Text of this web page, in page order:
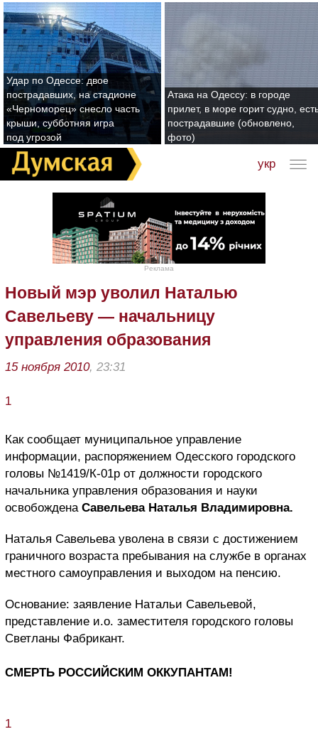
Удар по Одессе: двое
пострадавших, на стадионе
«Черноморец» снесло часть
крыши, субботняя игра
под угрозой
Атака на Одессу: в городе
прилет, в море горит судно,
пострадавшие (обновлено,
фото)
укр
Реклама
Новый мэр уволил Наталью
Савельеву — начальницу
управления образования
15 ноября 2010, 23:31
1
Как сообщает муниципальное управление
информации, распоряжением Одесского городского
головы №1419/К-01р от должности городского
начальника управления образования и науки
освобождена Савельева Наталья Владимировна.
Наталья Савельева уволена в связи с достижением
граничного возраста пребывания на службе в органах
местного самоуправления и выходом на пенсию.
Основание: заявление Натальи Савельевой,
представление и.о. заместителя городского головы
Светланы Фабрикант.
СМЕРТЬ РОССИЙСКИМ ОККУПАНТАМ!
1